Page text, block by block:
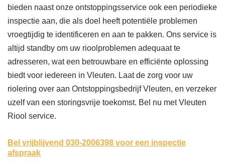
bieden naast onze ontstoppingsservice ook een periodieke
inspectie aan, die als doel heeft potentiële problemen
vroegtijdig te identificeren en aan te pakken. Ons service is
altijd standby om uw rioolproblemen adequaat te
adresseren, wat een betrouwbare en efficiënte oplossing
biedt voor iedereen in Vleuten. Laat de zorg voor uw
riolering over aan Ontstoppingsbedrijf Vleuten, en verzeker
uzelf van een storingsvrije toekomst. Bel nu met Vleuten
Riool service.
Bel vrijblijvend 030-2006398 voor een inspectie
afspraak